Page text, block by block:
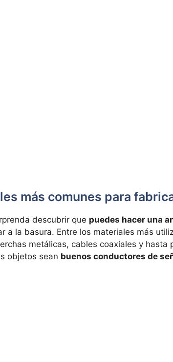
más comunes para
descubrir que puedes hacer una
a la basura. Entre los materiales más
metálicas, cables coaxiales y hasta
objetos sean buenos conductores de